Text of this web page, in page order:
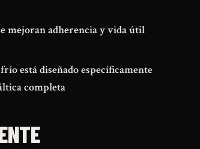
mejoran adherencia y vida útil
está diseñado específicamente
completa